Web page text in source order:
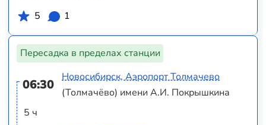
5
1
Пересадка в пределах станции
06:30
5 ч
Новосибирск, Аэропорт Толмачево
(Толмачёво) имени А.И. Покрышкина